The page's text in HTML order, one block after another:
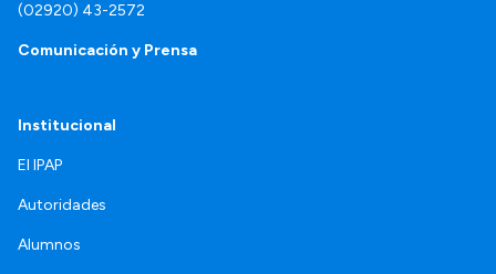
(02920) 43-2572
Comunicación y Prensa
Institucional
El IPAP
Autoridades
Alumnos